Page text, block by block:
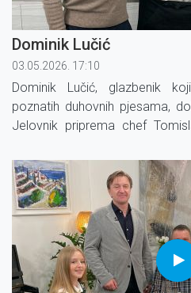
Dominik Lučić
03.05.2026. 17:10
Dominik Lučić, glazbenik
poznatih duhovnih pjesama,
Jelovnik priprema chef
voće s čokoladom.